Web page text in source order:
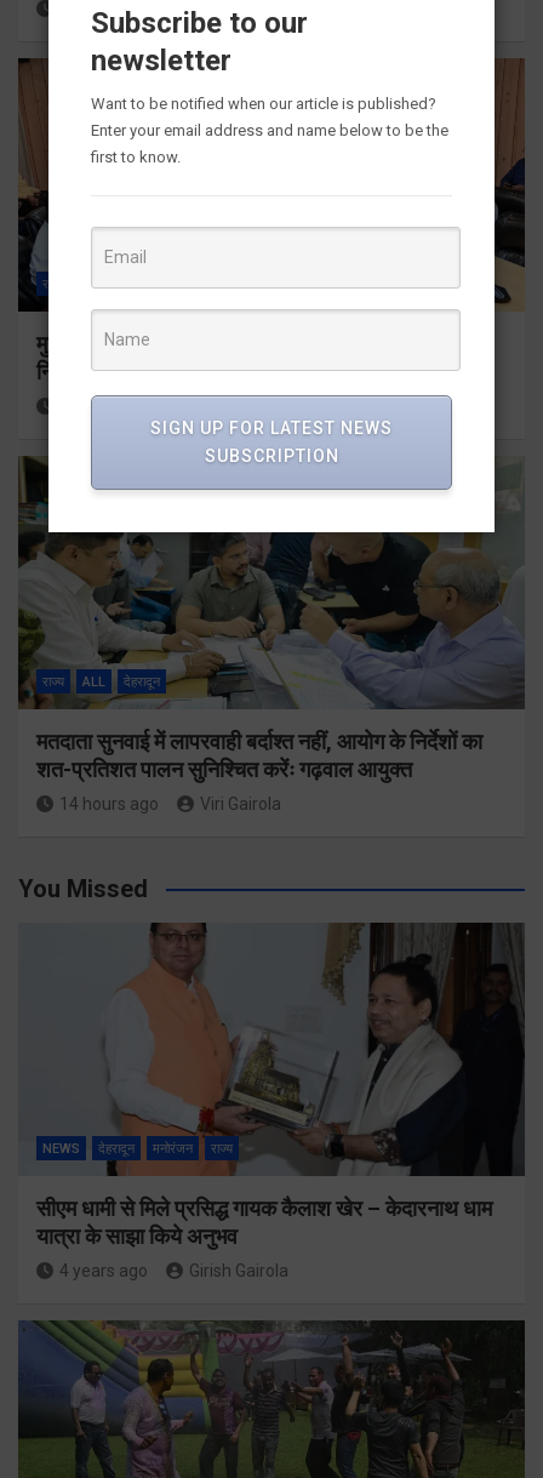
13 hours ago Viri Gairola
राज्य ALL देहरादून
मुख्यमंत्री धामी ने उत्तराखंड क्रीड़ा विश्वविद्यालय गौलापार के
निर्माण कार्यों की समीक्षा की
13 hours ago
राज्य ALL देहरादून
मतदाता सुनवाई में लापरवाही बर्दाश्त नहीं, आयोग के निर्देशों का
शत-प्रतिशत पालन सुनिश्चित करेंः गढ़वाल आयुक्त
14 hours ago Viri Gairola
You Missed
NEWS देहरादून मनोरंजन राज्य
सीएम धामी से मिले प्रसिद्ध गायक कैलाश खेर – केदारनाथ धाम
यात्रा के साझा किये अनुभव
4 years ago Girish Gairola
Subscribe to our
newsletter
Want to be notified when our article is published?
Enter your email address and name below to be the
first to know.
SIGN UP FOR LATEST NEWS
SUBSCRIPTION